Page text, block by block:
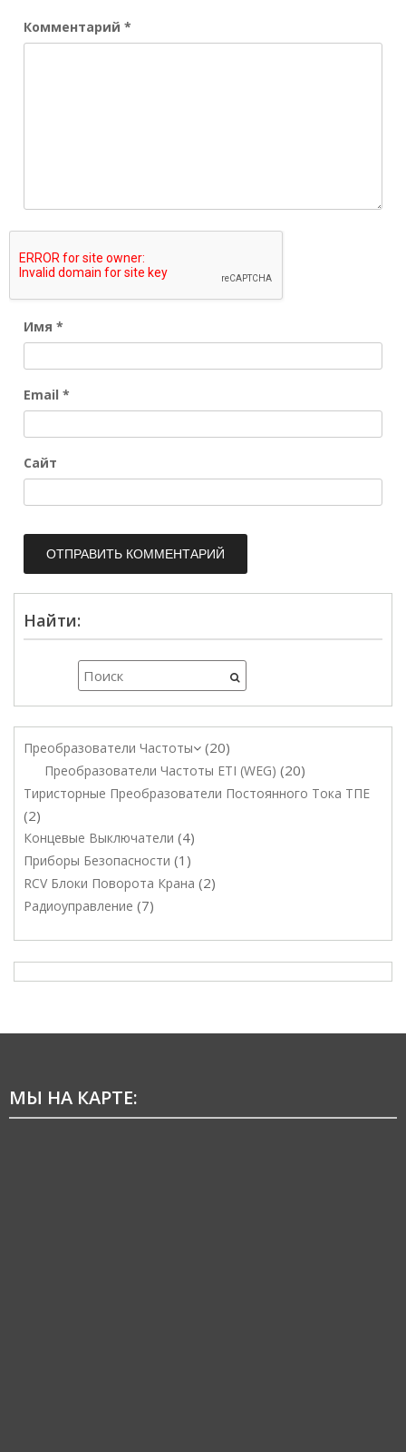
Комментарий *
Имя *
Email *
Сайт
Найти:
Преобразователи Частоты 20
Преобразователи Частоты ETI (WEG) 20
Тиристорные Преобразователи Постоянного Тока ТПЕ
2
Концевые Выключатели 4
Приборы Безопасности 1
RCV Блоки Поворота Крана 2
Радиоуправление 7
МЫ НА КАРТЕ: